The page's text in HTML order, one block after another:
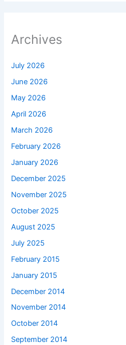
Archives
July 2026
June 2026
May 2026
April 2026
March 2026
February 2026
January 2026
December 2025
November 2025
October 2025
August 2025
July 2025
February 2015
January 2015
December 2014
November 2014
October 2014
September 2014